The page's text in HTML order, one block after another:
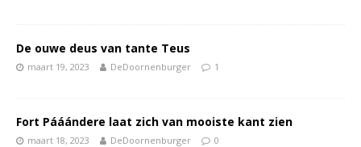
De ouwe deus van tante Teus
maart 19, 2023 DeDoornenburger 1
Fort Pááándere laat zich van mooiste kant zien
maart 18, 2023 DeDoornenburger 0